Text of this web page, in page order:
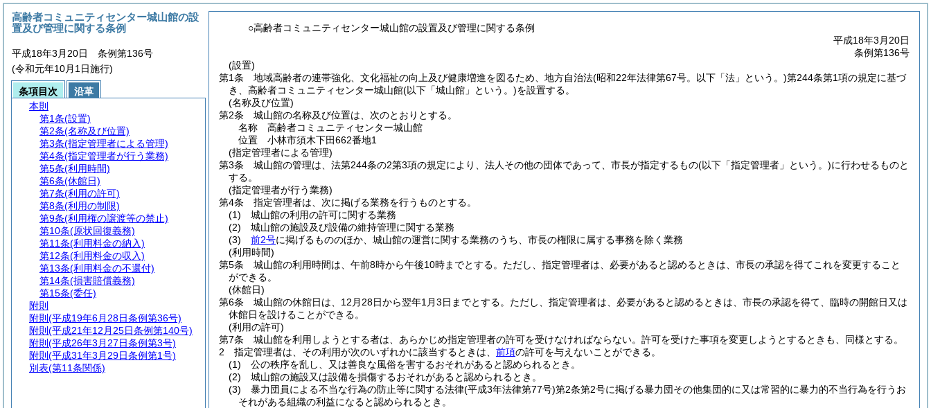
○高齢者コミュニティセンター城山館の設置及び管理に関する条例
平成18年3月20日
条例第136号
(設置)
第1条
地域高齢者の連帯強化、文化福祉の向上及び健康増進を図るため、地方自治法(昭和22年法律第67号。以下「法」という。)第244条第1項の規定に基づ
き、高齢者コミュニティセンター城山館(以下「城山館」という。)を設置する。
(名称及び位置)
第2条
城山館の名称及び位置は、次のとおりとする。
名称 高齢者コミュニティセンター城山館
位置 小林市須木下田662番地1
(指定管理者による管理)
第3条
城山館の管理は、法第244条の2第3項の規定により、法人その他の団体であって、市長が指定するもの(以下「指定管理者」という。)に行わせるものと
する。
(指定管理者が行う業務)
第4条
指定管理者は、次に掲げる業務を行うものとする。
(1)
城山館の利用の許可に関する業務
(2)
城山館の施設及び設備の維持管理に関する業務
(3)
前2号に掲げるもののほか、城山館の運営に関する業務のうち、市長の権限に属する事務を除く業務
(利用時間)
第5条
城山館の利用時間は、午前8時から午後10時までとする。 ただし、指定管理者は、必要があると認めるときは、市長の承認を得てこれを変更すること
ができる。
(休館日)
第6条
城山館の休館日は、12月28日から翌年1月3日までとする。 ただし、指定管理者は、必要があると認めるときは、市長の承認を得て、臨時の開館日又は
休館日を設けることができる。
(利用の許可)
第7条
城山館を利用しようとする者は、あらかじめ指定管理者の許可を受けなければならない。 許可を受けた事項を変更しようとするときも、同様とする。
2
指定管理者は、その利用が次のいずれかに該当するときは、 前項の許可を与えないことができる。
(1)
公の秩序を乱し、又は善良な風俗を害するおそれがあると認められるとき。
(2)
城山館の施設又は設備を損傷するおそれがあると認められるとき。
(3)
暴力団員による不当な行為の防止等に関する法律(平成3年法律第77号)第2条第2号に掲げる暴力団その他集団的に又は常習的に暴力的不当行為を行うお
それがある組織の利益になると認められるとき。
高齢者コミュニティセンター城山館の設
置及び管理に関する条例
平成18年3月20日 条例第136号
(令和元年10月1日施行)
条項目次
沿革
本則
第1条(設置)
第2条(名称及び位置)
第3条(指定管理者による管理)
第4条(指定管理者が行う業務)
第5条(利用時間)
第6条(休館日)
第7条(利用の許可)
第8条(利用の制限)
第9条(利用権の譲渡等の禁止)
第10条(原状回復義務)
第11条(利用料金の納入)
第12条(利用料金の収入)
第13条(利用料金の不還付)
第14条(損害賠償義務)
第15条(委任)
附則
附則 (平成19年6月28日条例第36号)
附則 (平成21年12月25日条例第140号)
附則 (平成26年3月27日条例第3号)
附則 (平成31年3月29日条例第1号)
別表(第11条関係)